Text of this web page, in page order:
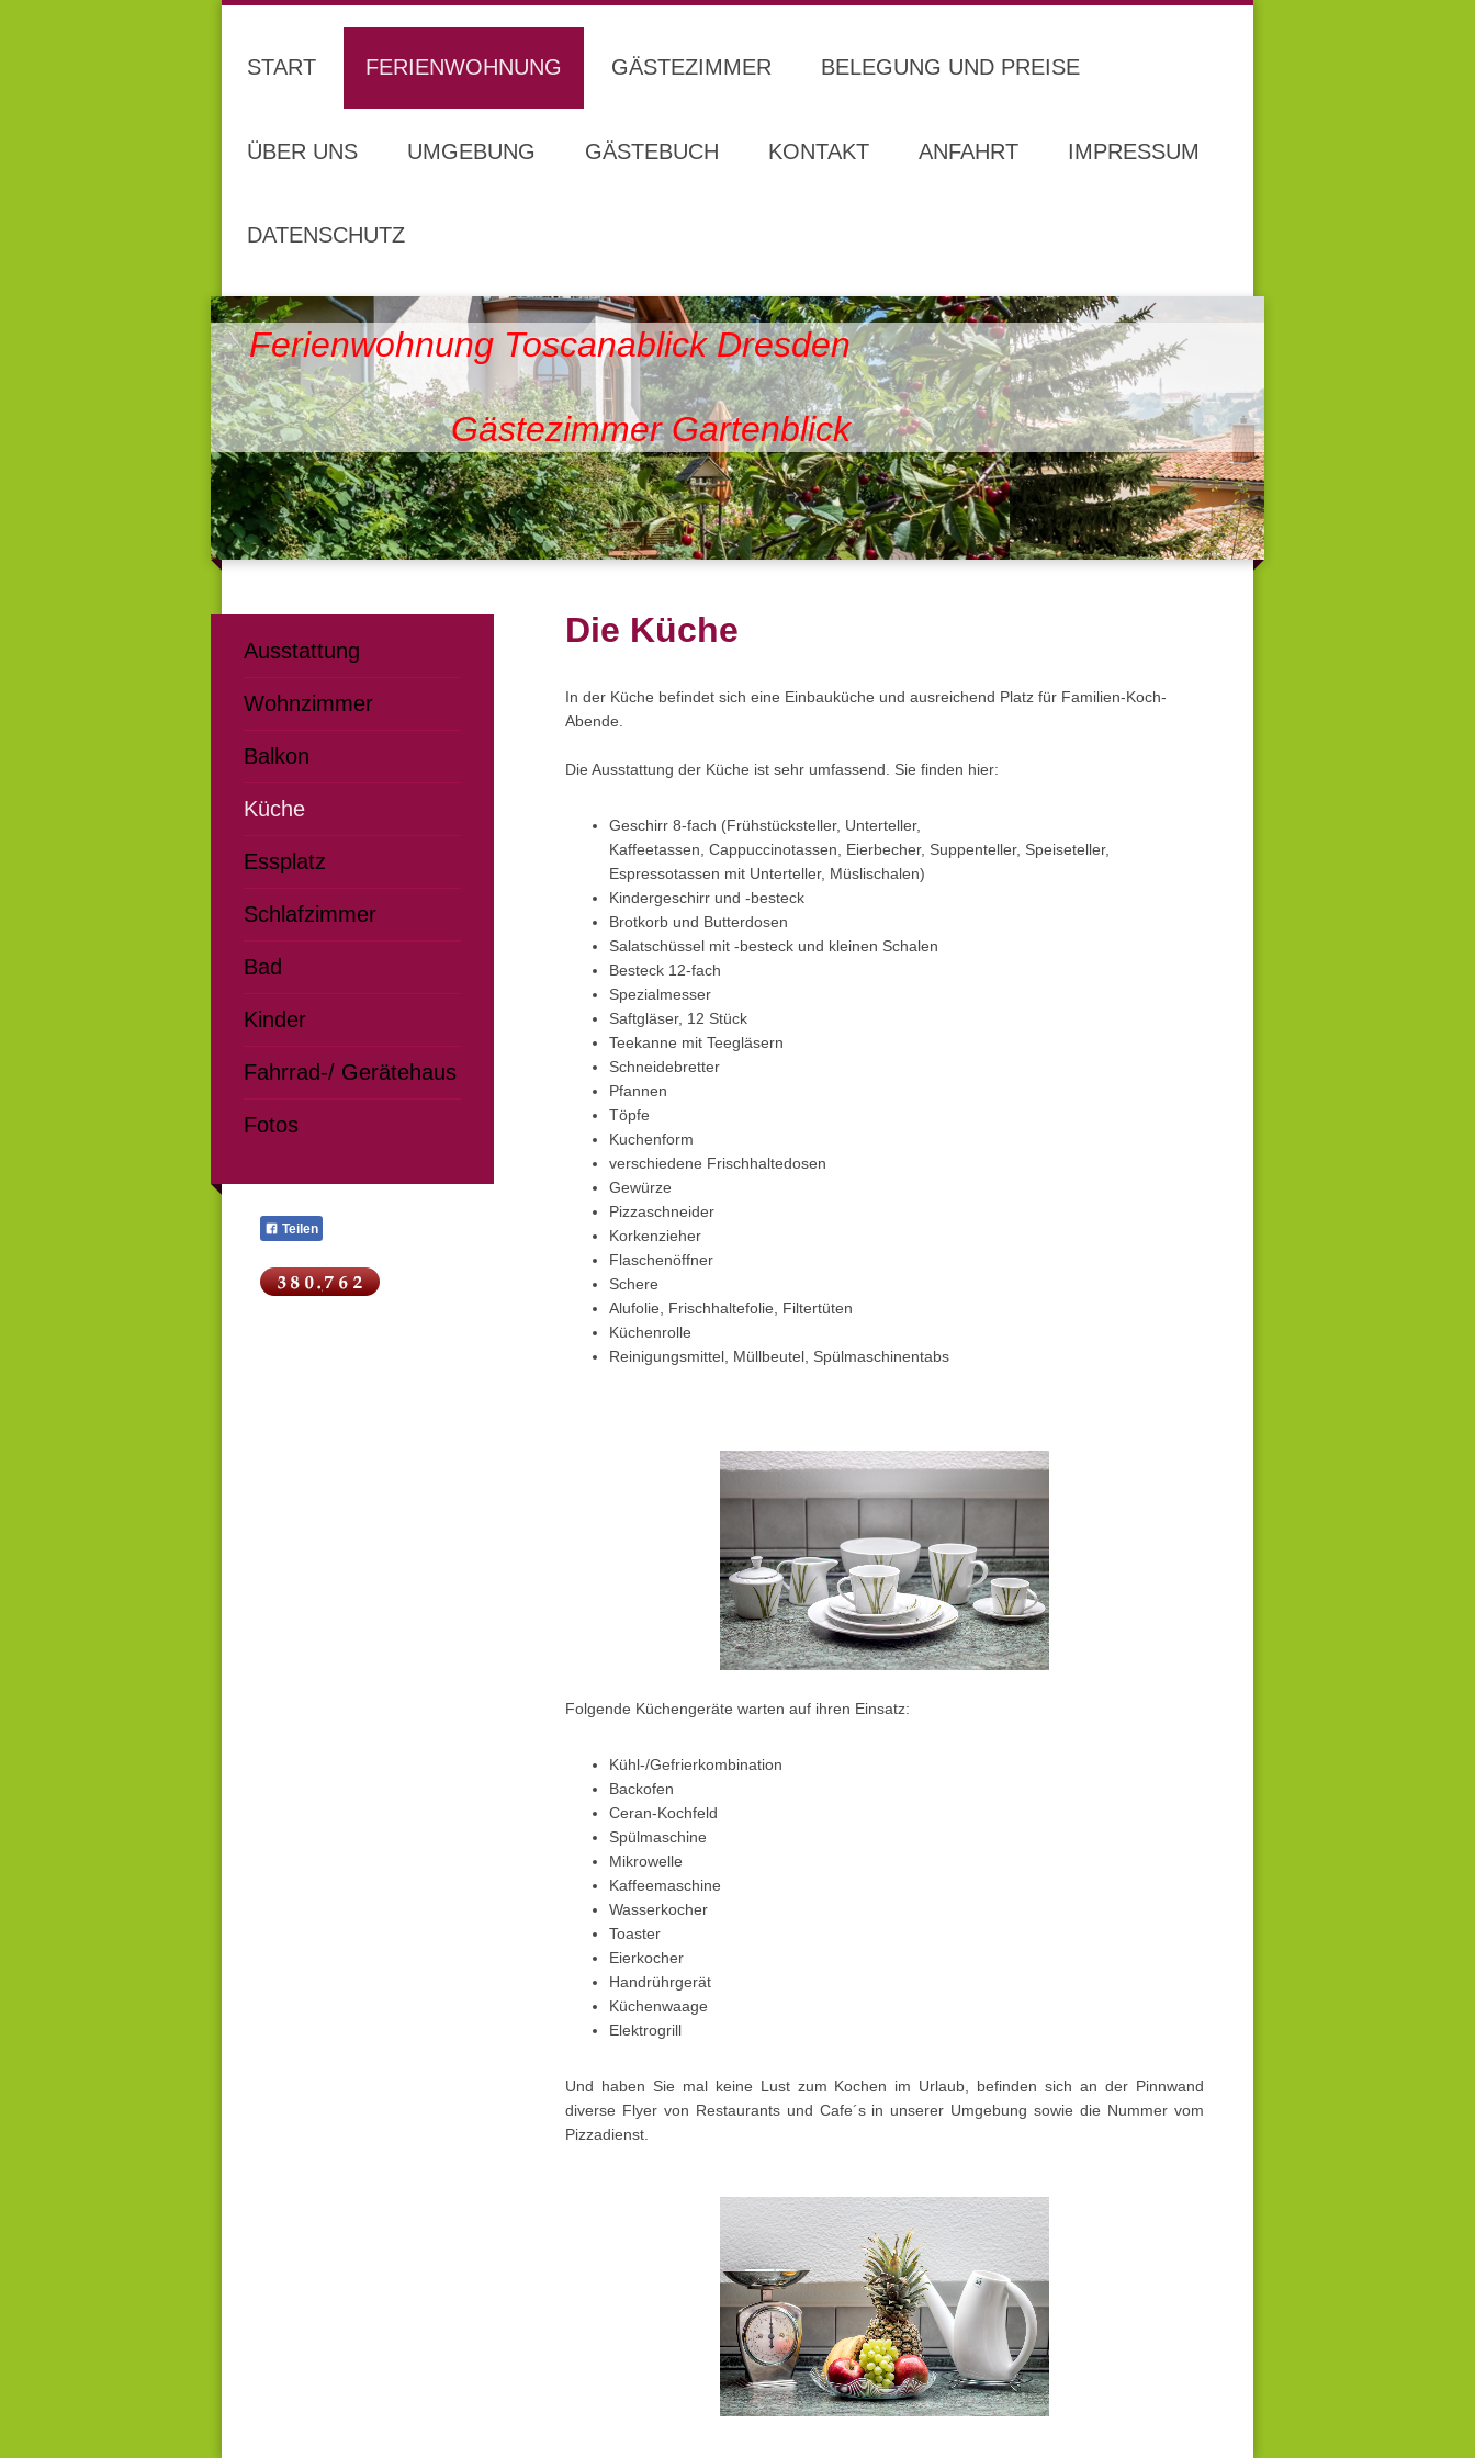
START FERIENWOHNUNG GÄSTEZIMMER BELEGUNG UND PREISE
ÜBER UNS UMGEBUNG GÄSTEBUCH KONTAKT ANFAHRT IMPRESSUM
DATENSCHUTZ
Ferienwohnung Toscanablick Dresden
Gästezimmer Gartenblick
Die Küche
In der Küche befindet sich eine Einbauküche und ausreichend Platz für Familien-Koch-
Abende.
Die Ausstattung der Küche ist sehr umfassend. Sie finden hier:
Geschirr 8-fach (Frühstücksteller, Unterteller,
Kaffeetassen, Cappuccinotassen, Eierbecher, Suppenteller, Speiseteller,
Espressotassen mit Unterteller, Müslischalen)
Kindergeschirr und -besteck
Brotkorb und Butterdosen
Salatschüssel mit -besteck und kleinen Schalen
Besteck 12-fach
Spezialmesser
Saftgläser, 12 Stück
Teekanne mit Teegläsern
Schneidebretter
Pfannen
Töpfe
Kuchenform
verschiedene Frischhaltedosen
Gewürze
Pizzaschneider
Korkenzieher
Flaschenöffner
Schere
Alufolie, Frischhaltefolie, Filtertüten
Küchenrolle
Reinigungsmittel, Müllbeutel, Spülmaschinentabs
Folgende Küchengeräte warten auf ihren Einsatz:
Kühl-/Gefrierkombination
Backofen
Ceran-Kochfeld
Spülmaschine
Mikrowelle
Kaffeemaschine
Wasserkocher
Toaster
Eierkocher
Handrührgerät
Küchenwaage
Elektrogrill
Und haben Sie mal keine Lust zum Kochen im Urlaub, befinden sich an der Pinnwand
diverse Flyer von Restaurants und Cafe´s in unserer Umgebung sowie die Nummer vom
Pizzadienst.
Ausstattung
Wohnzimmer
Balkon
Küche
Essplatz
Schlafzimmer
Bad
Kinder
Fahrrad-/ Gerätehaus
Fotos
Teilen